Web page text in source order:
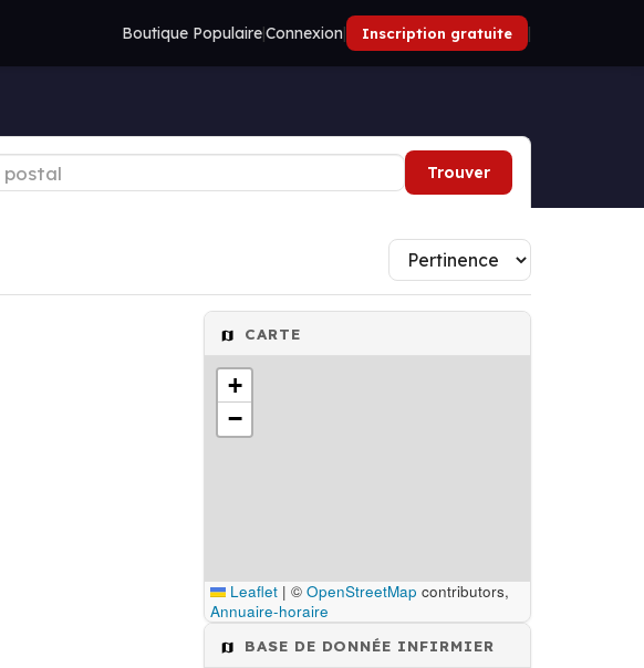
Boutique Populaire|Connexion| Inscription gratuite |
Trouver
CARTE
+
−
Leaflet | © OpenStreetMap contributors,
Annuaire-horaire
BASE DE DONNÉE INFIRMIER